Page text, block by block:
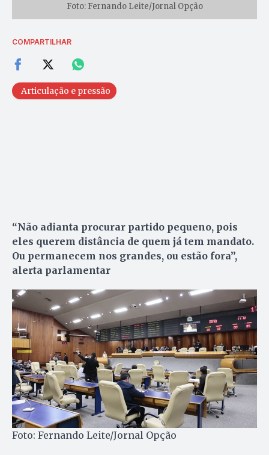
Foto: Fernando Leite/Jornal Opção
COMPARTILHAR
Articulação e pressão
“Não adianta procurar partido pequeno, pois
eles querem distância de quem já tem mandato.
Ou permanecem nos grandes, ou estão fora”,
alerta parlamentar
Foto: Fernando Leite/Jornal Opção